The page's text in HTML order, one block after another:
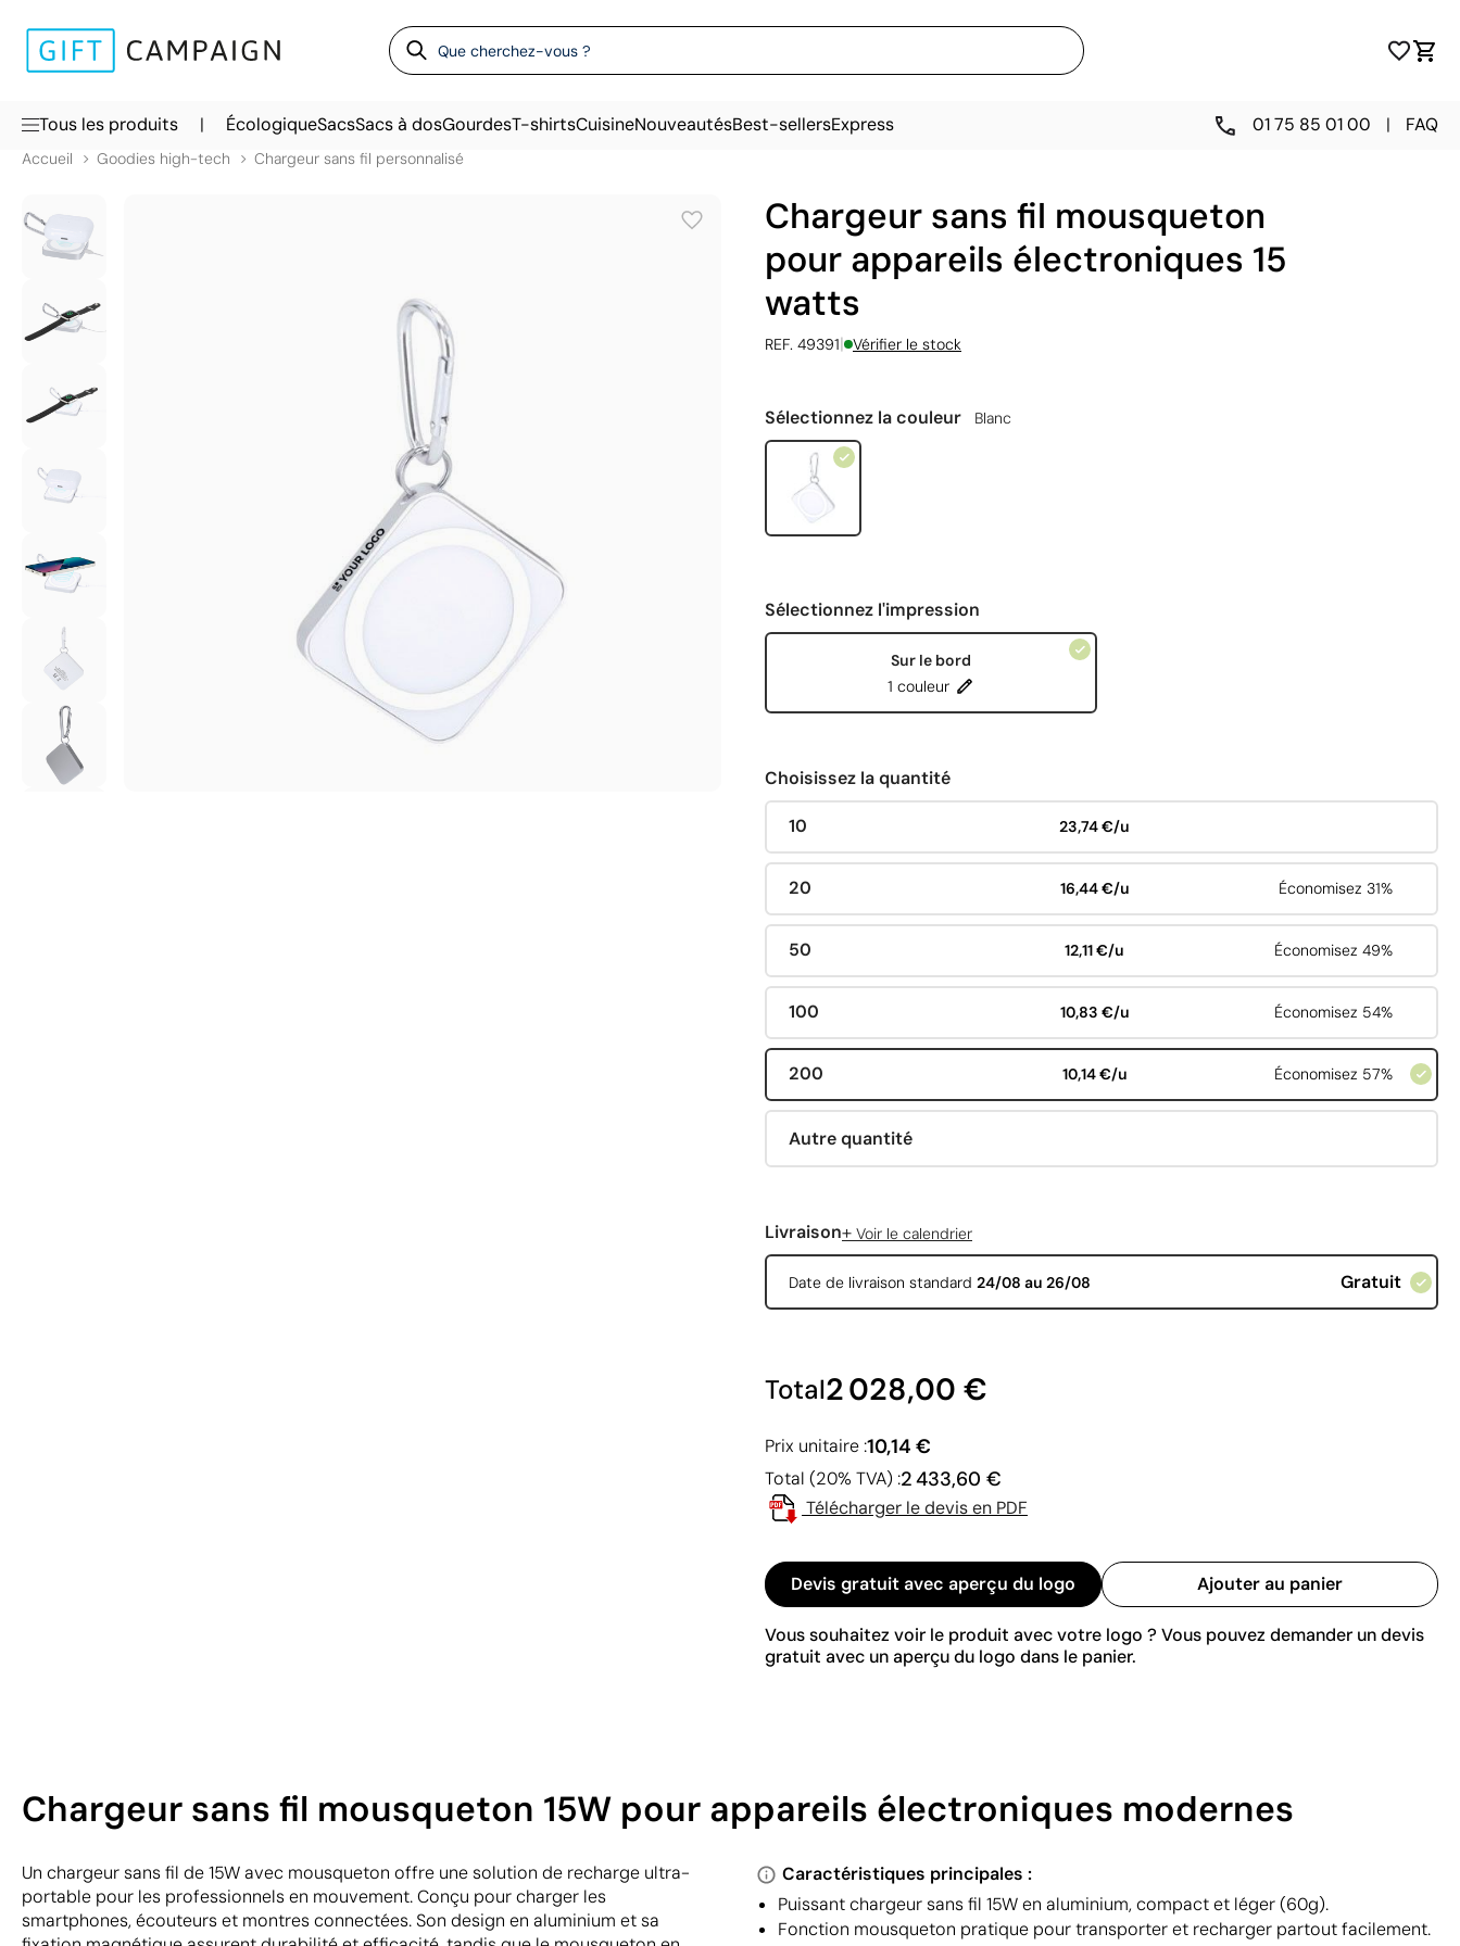
Tous les produits | ÉcologiqueSacsSacs à dosGourdesT-shirtsCuisineNouveautésBest-sellersExpress 01 75 85 01 00 | FAQ
Accueil Goodies high-tech Chargeur sans fil personnalisé
Chargeur sans fil mousqueton
pour appareils électroniques 15
watts
REF. 49391| Vérifier le stock
Sélectionnez la couleur Blanc
Sélectionnez l'impression
Sur le bord
1 couleur
Choisissez la quantité
10 23,74 €/u
20 16,44 €/u Économisez 31%
50 12,11 €/u Économisez 49%
100 10,83 €/u Économisez 54%
200 10,14 €/u Économisez 57%
Autre quantité
Livraison+ Voir le calendrier
Date de livraison standard 24/08 au 26/08 Gratuit
Total2 028,00 €
Prix unitaire :10,14 €
Total (20% TVA) :2 433,60 €
Télécharger le devis en PDF
Devis gratuit avec aperçu du logo Ajouter au panier
Vous souhaitez voir le produit avec votre logo ? Vous pouvez demander un devis
gratuit avec un aperçu du logo dans le panier.
Chargeur sans fil mousqueton 15W pour appareils électroniques modernes
Un chargeur sans fil de 15W avec mousqueton offre une solution de recharge ultra-
portable pour les professionnels en mouvement. Conçu pour charger les
smartphones, écouteurs et montres connectées. Son design en aluminium et sa
Caractéristiques principales :
Puissant chargeur sans fil 15W en aluminium, compact et léger (60g).
Fonction mousqueton pratique pour transporter et recharger partout facilement.